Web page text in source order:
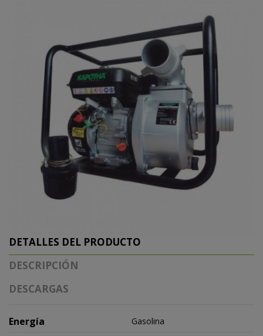
DETALLES DEL PRODUCTO
DESCRIPCIÓN
DESCARGAS
Energía Gasolina